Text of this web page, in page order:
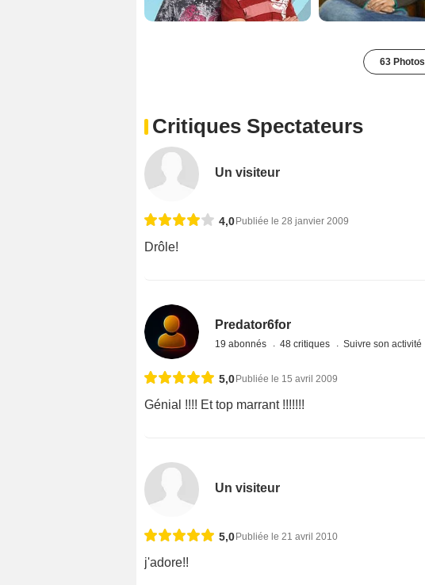
63 Photos
Critiques Spectateurs
Un visiteur
4,0 Publiée le 28 janvier 2009
Drôle!
Predator6for
19 abonnés 48 critiques Suivre son activité
5,0 Publiée le 15 avril 2009
Génial !!!! Et top marrant !!!!!!!
Un visiteur
5,0 Publiée le 21 avril 2010
j'adore!!